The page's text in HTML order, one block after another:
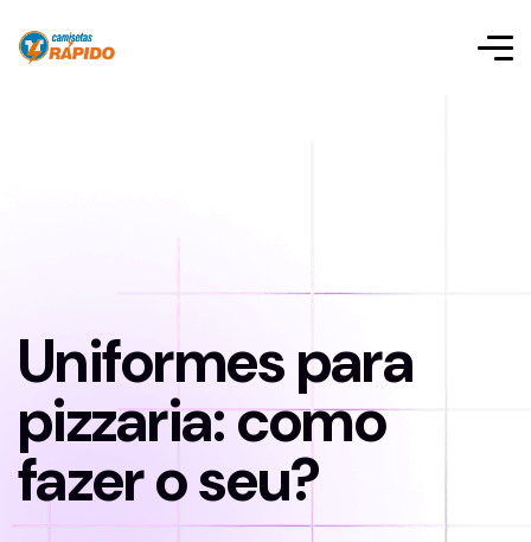
Uniformes para
pizzaria: como
fazer o seu?